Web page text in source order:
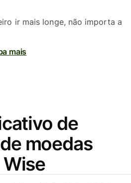
ir mais longe, não importa a
mais
de
moedas